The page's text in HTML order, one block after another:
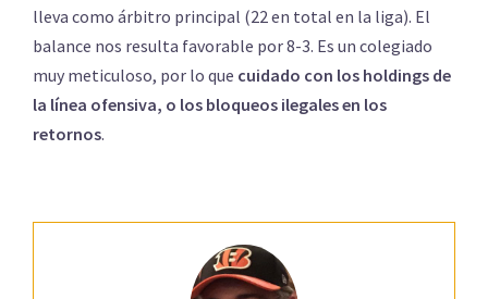
lleva como árbitro principal (22 en total en la liga). El
balance nos resulta favorable por 8-3. Es un colegiado
muy meticuloso, por lo que cuidado con los holdings de
la línea ofensiva, o los bloqueos ilegales en los
retornos.